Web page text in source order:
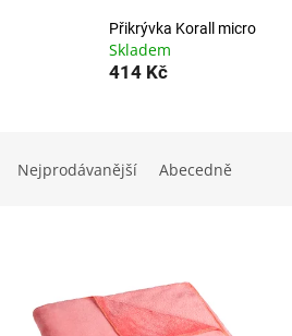
Přikrývka Korall micro
Skladem
414 Kč
Nejprodávanější Abecedně